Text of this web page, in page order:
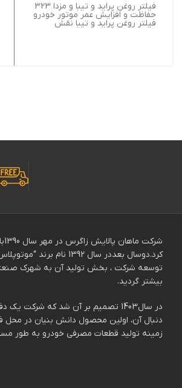
فیلتر روغن پراید و تیبا و مزدا 323
حفاظت و افزایش عمر موتور خودرو
فیلتر روغن پراید و تیبا نقش
توسعه شرکت ، بخش تولید آن به شهرک
بیشتر گردید.
در سال1403 تصمیم بر آن شد که
دنبال آن، اولین محصول دانش بنیان در محل
زمینه تولید قطعات مصرفی خودرو به طور